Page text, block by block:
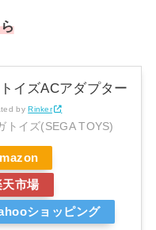
イズACアダプター
byRinker
トイズ(SEGA TOYS)
天市場
ショッピング